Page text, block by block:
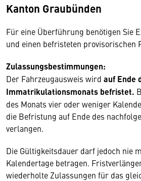
Kanton Graubünden
Für eine Überführung benötigen Sie
und einen befristeten provisorischen
Zulassungsbestimmungen:
Der Fahrzeugausweis wird auf Ende
Immatrikulationsmonats befristet.
des Monats vier oder weniger
die Befristung auf Ende des
verlangen.
Die Gültigkeitsdauer darf jedoch nie
Kalendertage betragen.
wiederholte Zulassungen für das